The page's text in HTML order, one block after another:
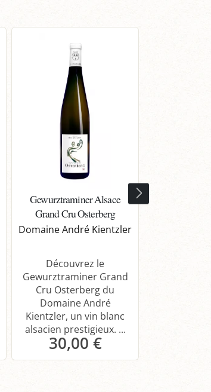
Gewurztraminer Alsace
Grand Cru Osterberg
Domaine André Kientzler
Découvrez le
Gewurztraminer Grand
Cru Osterberg du
Domaine André
Kientzler, un vin blanc
alsacien prestigieux. ...
30,00 €